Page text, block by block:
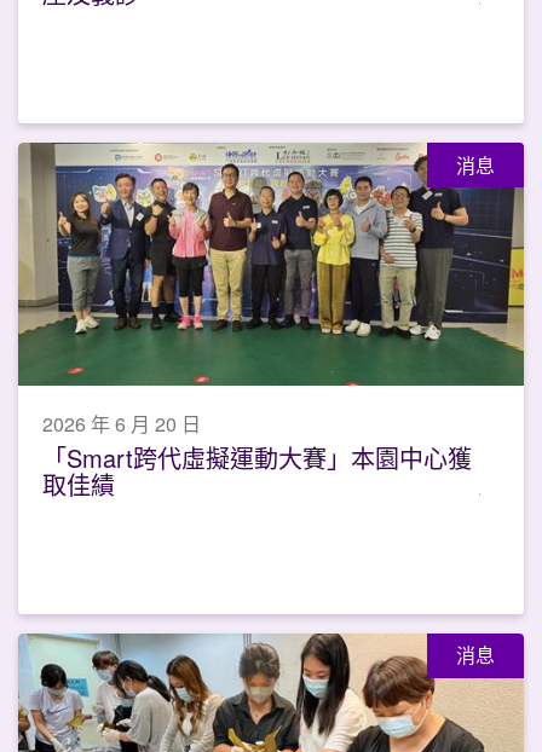
消息
2026 年 6 月 20 日
「Smart跨代虛擬運動大賽」本園中心獲
取佳績
消息